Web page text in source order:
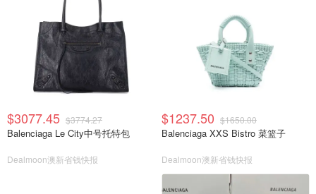
$3077.45 $3774.27
Balenciaga Le City中号托特包
Dealmoon澳新省钱快报
$1237.50 $1650.00
Balenciaga XXS Bistro 菜篮子
Dealmoon澳新省钱快报